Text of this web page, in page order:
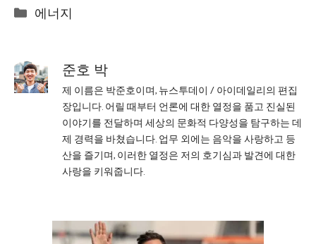
Categories
에너지
준호 박
제 이름은 박준호이며, 뉴스투데이 / 아이데일리의 편집
장입니다. 어릴 때부터 언론에 대한 열정을 품고 진실된
이야기를 전달하며 세상의 문화적 다양성을 탐구하는 데
제 경력을 바쳤습니다. 업무 외에는 음악을 사랑하고 등
산을 즐기며, 이러한 열정은 저의 호기심과 발견에 대한
사랑을 키워줍니다.